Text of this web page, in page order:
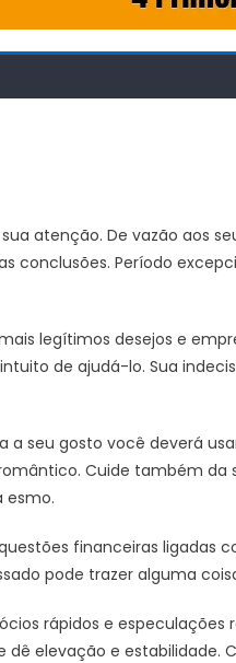
atenção. De vazão aos
conclusões. Período
legítimos desejos e
de ajudá-lo. Sua
a seu gosto você deverá
Cuide também da
esmo.
financeiras ligadas
pode trazer alguma
rápidos e especulações
elevação e estabilidade.